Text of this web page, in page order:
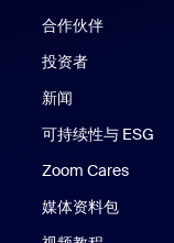
合作伙伴
投资者
新闻
可持续性与 ESG
Zoom Cares
媒体资料包